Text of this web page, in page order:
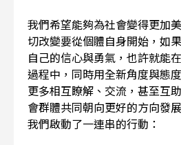
我們希望能夠為社會變得更加
切改變要從個體自身開始，如
自己的信心與勇氣，也許就能
過程中，同時用全新角度與態
更多相互瞭解、交流，甚至互
會群體共同朝向更好的方向發
我們啟動了一連串的行動：